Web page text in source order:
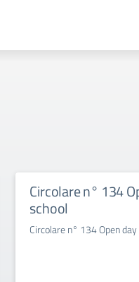
Circolare n° 134
school
Circolare n° 134 Open